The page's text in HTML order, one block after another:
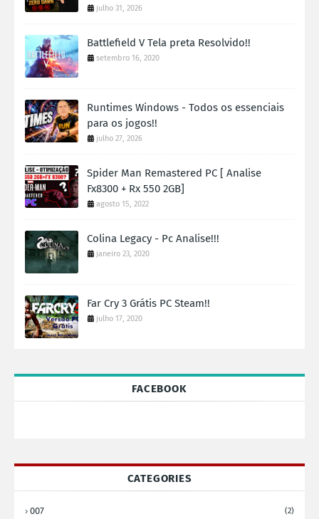
julho 31, 2026
Battlefield V Tela preta Resolvido!!
setembro 16, 2020
Runtimes Windows - Todos os essenciais
para os jogos!!
julho 27, 2026
Spider Man Remastered PC [ Analise
Fx8300 + Rx 550 2GB]
agosto 15, 2022
Colina Legacy - Pc Analise!!!
janeiro 23, 2020
Far Cry 3 Grátis PC Steam!!
julho 17, 2020
FACEBOOK
CATEGORIES
007 (2)